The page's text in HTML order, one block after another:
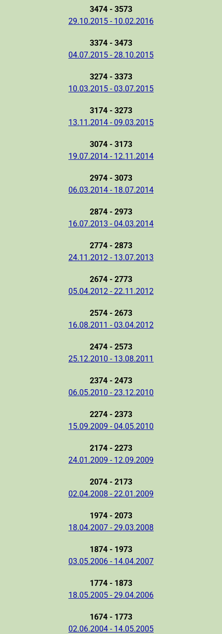
3474 - 3573
29.10.2015 - 10.02.2016
3374 - 3473
04.07.2015 - 28.10.2015
3274 - 3373
10.03.2015 - 03.07.2015
3174 - 3273
13.11.2014 - 09.03.2015
3074 - 3173
19.07.2014 - 12.11.2014
2974 - 3073
06.03.2014 - 18.07.2014
2874 - 2973
16.07.2013 - 04.03.2014
2774 - 2873
24.11.2012 - 13.07.2013
2674 - 2773
05.04.2012 - 22.11.2012
2574 - 2673
16.08.2011 - 03.04.2012
2474 - 2573
25.12.2010 - 13.08.2011
2374 - 2473
06.05.2010 - 23.12.2010
2274 - 2373
15.09.2009 - 04.05.2010
2174 - 2273
24.01.2009 - 12.09.2009
2074 - 2173
02.04.2008 - 22.01.2009
1974 - 2073
18.04.2007 - 29.03.2008
1874 - 1973
03.05.2006 - 14.04.2007
1774 - 1873
18.05.2005 - 29.04.2006
1674 - 1773
02.06.2004 - 14.05.2005